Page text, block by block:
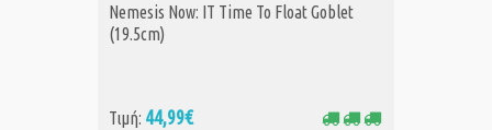
ΑΓΟΡΑ
Nemesis Now: IT Time To Float Goblet
(19.5cm)
Τιμή: 44,99€